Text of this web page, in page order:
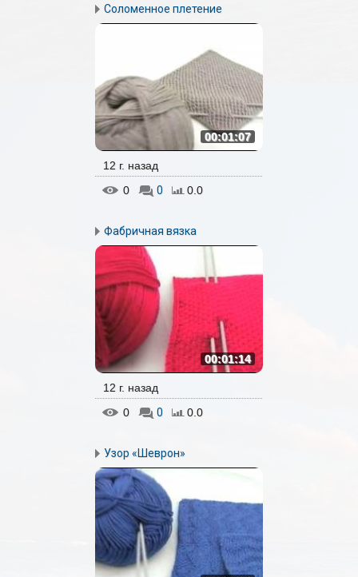
Соломенное плетение
00:01:07
12 г. назад
0
0 0.0
Фабричная вязка
00:01:14
12 г. назад
0
0 0.0
Узор «Шеврон»